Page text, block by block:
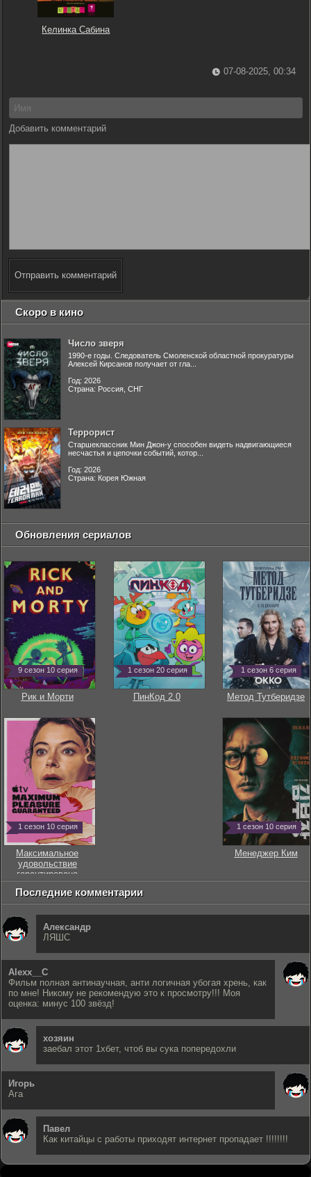
Келинка Сабина
07-08-2025, 00:34
Добавить комментарий
Отправить комментарий
Скоро в кино
Число зверя
1990-е годы. Следователь Смоленской областной прокуратуры
Алексей Кирсанов получает от гла...
Год: 2026
Страна: Россия, СНГ
Террорист
Старшеклассник Мин Джон-у способен видеть надвигающиеся
несчастья и цепочки событий, котор...
Год: 2026
Страна: Корея Южная
Обновления сериалов
9 сезон 10 серия
Рик и Морти
1 сезон 20 серия
ПинКод 2.0
1 сезон 6 серия
Метод Тутберидзе
1 сезон 10 серия
Максимальное
удовольствие
гарантировано
1 сезон 10 серия
Менеджер Ким
Последние комментарии
Александр
ЛЯШС
Alexx__C
Фильм полная антинаучная, анти логичная убогая хрень, как
по мне! Никому не рекомендую это к просмотру!!! Моя
оценка: минус 100 звёзд!
хозяин
заебал этот 1хбет, чтоб вы сука попередохли
Игорь
Ага
Павел
Как китайцы с работы приходят интернет пропадает !!!!!!!!